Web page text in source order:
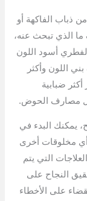
ذباب الفاكهة أو
الذي تبحث عنه،
أسود اللون
اللون وأكثر
ضبابية
مصارف الحوض.
يمكنك البدء في
مخلوقات أخرى
التي يتم
النجاح على
على الأخطاء